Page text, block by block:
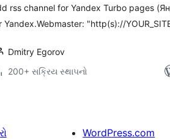
rss channel for Yandex Turbo pages
Yandex.Webmaster: "http(s)://
Dmitry Egorov
200+ સક્રિય સ્થાપનો
WordPress.com